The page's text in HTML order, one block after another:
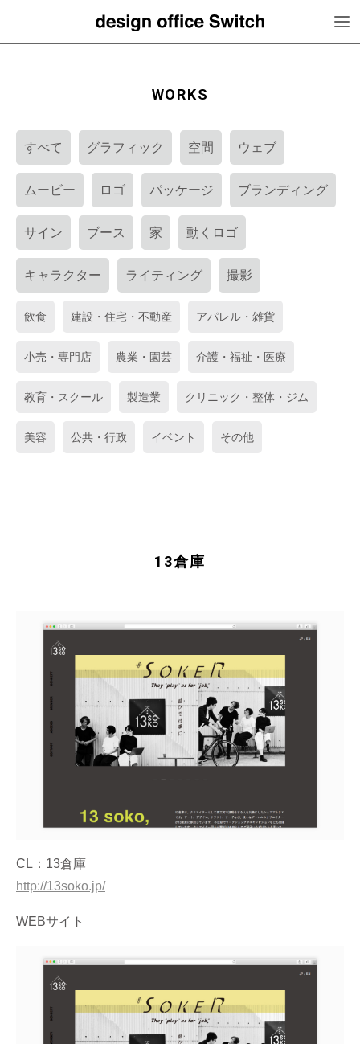
WORKS
すべて グラフィック 空間 ウェブ
ムービー ロゴ パッケージ ブランディング
サイン ブース 家 動くロゴ
キャラクター ライティング 撮影
飲食 建設・住宅・不動産 アパレル・雑貨
小売・専門店 農業・園芸 介護・福祉・医療
教育・スクール 製造業 クリニック・整体・ジム
美容 公共・行政 イベント その他
13倉庫
CL：13倉庫
http://13soko.jp/
WEBサイト